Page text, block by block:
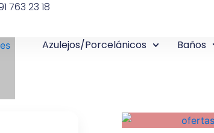
763 23 18
Azulejos/Porcelánicos Baños